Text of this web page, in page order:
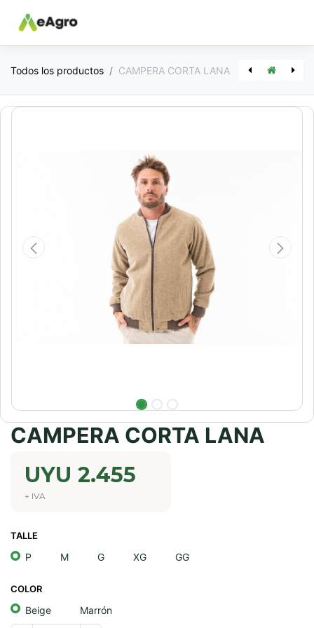
Todos los productos CAMPERA CORTA LANA
CAMPERA CORTA LANA
UYU 2.455
+ IVA
TALLE
P M G XG GG
COLOR
Beige Marrón